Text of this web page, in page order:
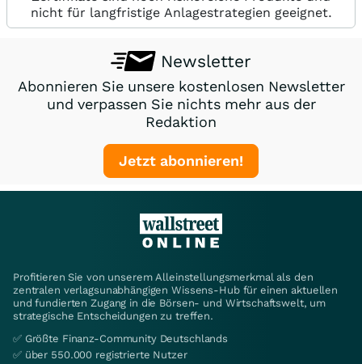
nicht für langfristige Anlagestrategien geeignet.
Newsletter
Abonnieren Sie unsere kostenlosen Newsletter
und verpassen Sie nichts mehr aus der
Redaktion
Jetzt abonnieren!
Profitieren Sie von unserem Alleinstellungsmerkmal als den
zentralen verlagsunabhängigen Wissens-Hub für einen aktuellen
und fundierten Zugang in die Börsen- und Wirtschaftswelt, um
strategische Entscheidungen zu treffen.
✅ Größte Finanz-Community Deutschlands
✅ über 550.000 registrierte Nutzer